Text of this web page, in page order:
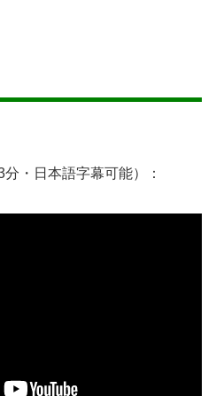
・日本語字幕可能）：